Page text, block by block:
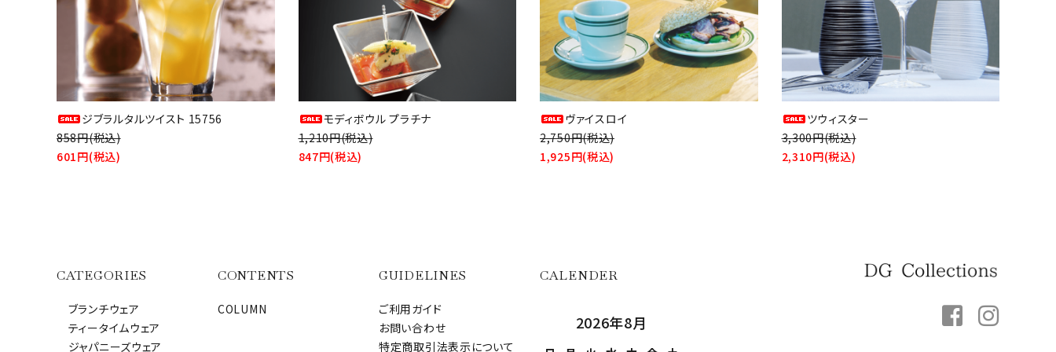
ジブラルタルツイスト 15756
858円(税込)
601円(税込)
モディボウル プラチナ
1,210円(税込)
847円(税込)
ヴァイスロイ
2,750円(税込)
1,925円(税込)
ツウィスター
3,300円(税込)
2,310円(税込)
CATEGORIES
ブランチウェア
ティータイムウェア
ジャパニーズウェア
CONTENTS
COLUMN
GUIDELINES
ご利用ガイド
お問い合わせ
特定商取引法表示について
CALENDER
2026年8月